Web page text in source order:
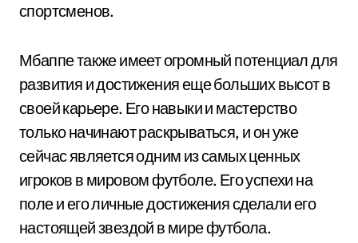
спортсменов.
Мбаппе также имеет огромный потенциал для
развития и достижения еще больших высот в
своей карьере. Его навыки и мастерство
только начинают раскрываться, и он уже
сейчас является одним из самых ценных
игроков в мировом футболе. Его успехи на
поле и его личные достижения сделали его
настоящей звездой в мире футбола.